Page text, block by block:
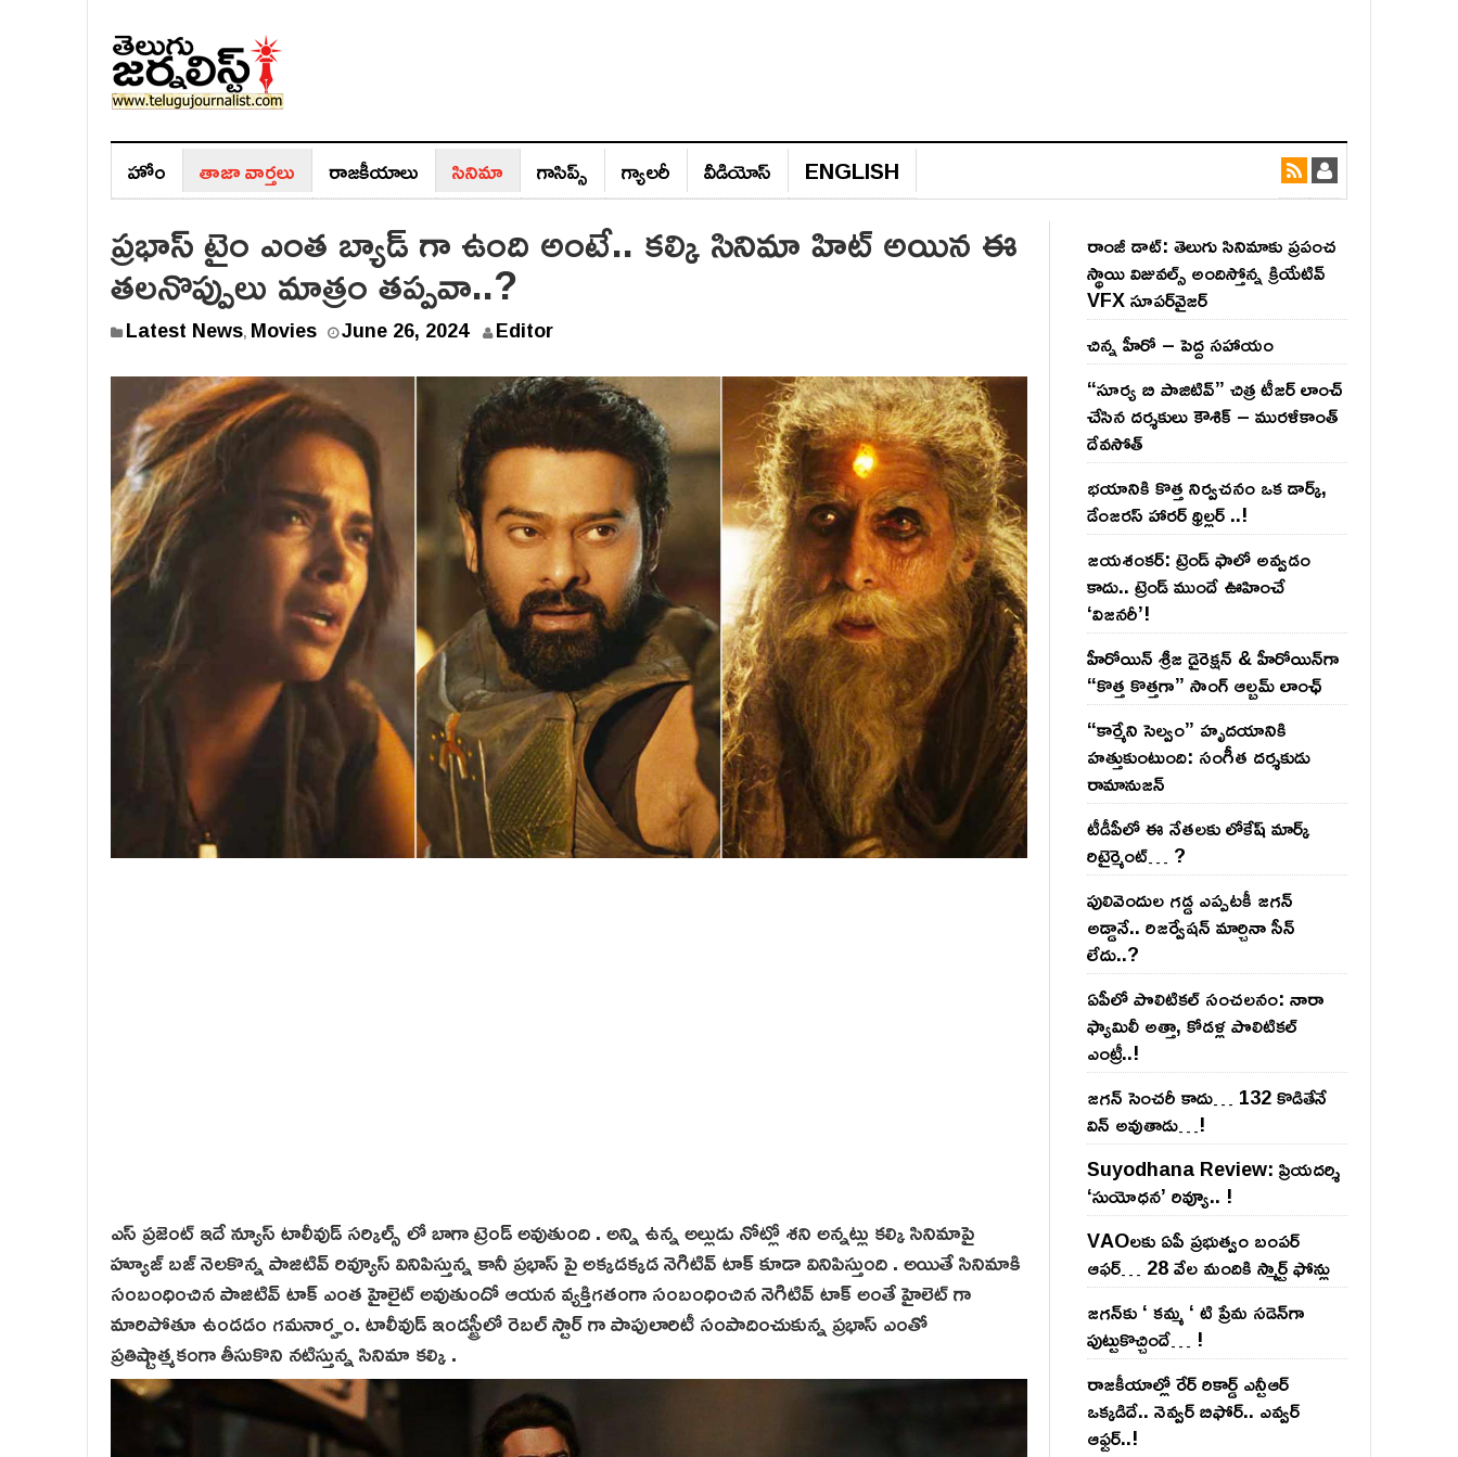
హోం తాజా వార్తలు రాజ‌కీయాలు సినిమా గాసిప్స్‌ గ్యాల‌రీ వీడియోస్‌ ENGLISH
ప్రభాస్ టైం ఎంత బ్యాడ్ గా ఉంది అంటే.. కల్కి సినిమా హిట్ అయిన ఈ
తలనొప్పులు మాత్రం తప్పవా..?
Latest News, Movies June 26, 2024J
n
e
2
2
0
2
4
Editor
ఎస్ ప్రజెంట్ ఇదే న్యూస్ టాలీవుడ్ సర్కిల్స్ లో బాగా ట్రెండ్ అవుతుంది . అన్ని ఉన్న అల్లుడు నోట్లో శని అన్నట్లు కల్కి సినిమాపై
హ్యూజ్ బజ్ నెలకొన్న పాజిటివ్ రివ్యూస్ వినిపిస్తున్న కానీ ప్రభాస్ పై అక్కడక్కడ నెగిటివ్ టాక్ కూడా వినిపిస్తుంది . అయితే సినిమాకి
సంబంధించిన పాజిటివ్ టాక్ ఎంత హైలైట్ అవుతుందో ఆయన వ్యక్తిగతంగా సంబంధించిన నెగిటివ్ టాక్ అంతే హైలెట్ గా
మారిపోతూ ఉండడం గమనార్హం. టాలీవుడ్ ఇండస్ట్రీలో రెబల్ స్టార్ గా పాపులారిటీ సంపాదించుకున్న ప్రభాస్ ఎంతో
ప్రతిష్టాత్మకంగా తీసుకొని నటిస్తున్న సినిమా కల్కి .
రాంజీ డాట్: తెలుగు సినిమాకు ప్రపంచ
స్థాయి విజువల్స్ అందిస్తోన్న క్రియేటివ్
VFX సూపర్‌వైజర్
చిన్న హీరో – పెద్ద సహాయం
“సూర్య బి పాజిటివ్” చిత్ర టీజర్ లాంచ్
చేసిన‌ దర్శకులు కౌశిక్ – మురళీకాంత్
దేవసోత్
భయానికి కొత్త నిర్వచనం ఒక డార్క్,
డేంజరస్ హారర్ థ్రిల్లర్ ..!
జయశంకర్: ట్రెండ్‌ ఫాలో అవ్వడం
కాదు.. ట్రెండ్‌ ముందే ఊహించే
‘విజనరీ’!
హీరోయిన్ శ్రీజ డైరెక్ష‌న్ & హీరోయిన్‌గా
“కొత్త కొత్తగా” సాంగ్ ఆల్బమ్ లాంఛ్
“కార్మేని సెల్వం” హృదయానికి
హత్తుకుంటుంది: సంగీత దర్శకుడు
రామానుజన్
టీడీపీలో ఈ నేత‌ల‌కు లోకేష్ మార్క్
రిటైర్మెంట్‌… ?
పులివెందుల గ‌డ్డ ఎప్ప‌ట‌కీ జ‌గ‌న్
అడ్డానే.. రిజ‌ర్వేష‌న్ మార్చినా సీన్
లేదు..?
ఏపీలో పొలిటిక‌ల్ సంచ‌ల‌నం: నారా
ఫ్యామిలీ అత్తా, కోడ‌ళ్ల పొలిటికల్
ఎంట్రీ..!
జ‌గ‌న్ సెంచ‌రీ కాదు… 132 కొడితేనే
విన్ అవుతాడు…!
Suyodhana Review: ప్రియదర్శి
‘సుయోధన’ రివ్యూ.. !
VAOల‌కు ఏపీ ప్ర‌భుత్వం బంప‌ర్
ఆఫ‌ర్‌… 28 వేల మందికి స్మార్ట్ ఫోన్లు
జ‌గ‌న్‌కు ‘ క‌మ్మ ‘ టి ప్రేమ స‌డెన్‌గా
పుట్టుకొచ్చిందే… !
రాజ‌కీయాల్లో రేర్ రికార్డ్ ఎన్టీఆర్
ఒక్క‌డిదే.. నెవ్వ‌ర్ బిఫోర్‌.. ఎవ్వ‌ర్
ఆఫ్ట‌ర్‌..!